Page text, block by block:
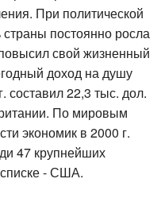
При политической
постоянно росла
свой жизненный
доход на душу
составил 22,3 тыс. дол.
По мировым
экономик в 2000 г.
47 крупнейших
- США.